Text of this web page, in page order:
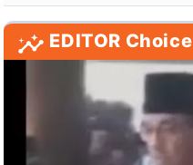
EDITOR Choice